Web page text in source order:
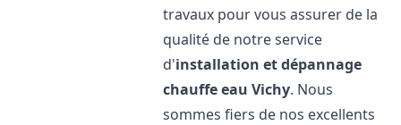
travaux pour vous assurer de la
qualité de notre service
d'installation et dépannage
chauffe eau Vichy. Nous
sommes fiers de nos excellents